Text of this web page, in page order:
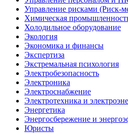
Управление рисками (Риск-
Химическая
Холодильное оборудование
Экология
Экономика и финансы
Экспертиза
Экстремальная психология
Электробезопасность
Электроника
Электроснабжение
Электротехника и
Энергетика
Энергосбережение и
Юристы